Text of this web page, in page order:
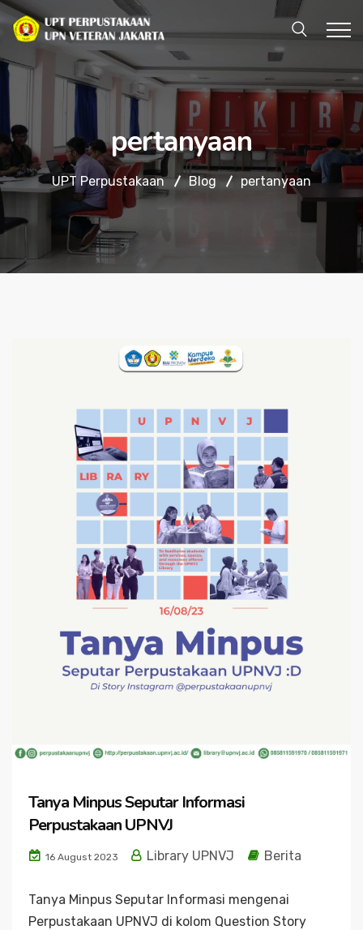
pertanyaan
UPT Perpustakaan Blog pertanyaan
Tanya Minpus Seputar Informasi
Perpustakaan UPNVJ
16 August 2023 Library UPNVJ Berita
Tanya Minpus Seputar Informasi mengenai
Perpustakaan UPNVJ di kolom Question Story